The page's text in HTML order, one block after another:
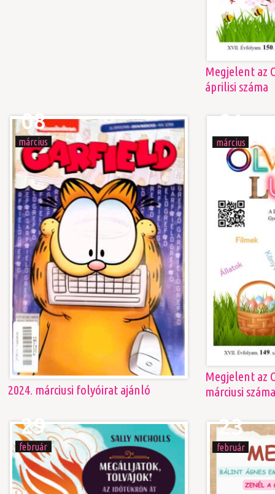
Megjelent az
áprilisi száma
08
március
2024. márciusi folyóirat ajánló
01
március
Megjelent az
márciusi
29
február
23
február